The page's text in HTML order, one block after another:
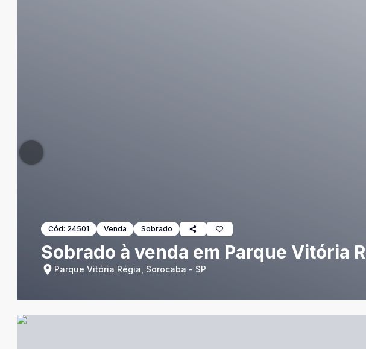
Cód: 24501 Venda Sobrado
Sobrado à venda em Parque Vitória
Parque Vitória Régia, Sorocaba - SP